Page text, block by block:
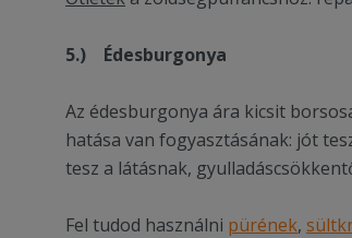
5.) Édesburgonya
Az édesburgonya ára kicsit
hatása van fogyasztásának: jót
tesz a látásnak,
Fel tudod használni pürének,